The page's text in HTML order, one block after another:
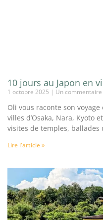
10 jours au Japon en
1 octobre 2025 Un commentaire
Oli vous raconte son
villes d’Osaka, Nara, Kyoto
visites de temples, ballades
Lire l'article »